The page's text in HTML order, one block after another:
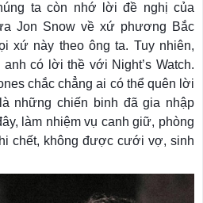
ta còn nhớ lời đề nghị của
Jon Snow về xứ phương Bắc
xứ này theo ông ta. Tuy nhiên,
có lời thề với Night’s Watch.
chắc chẳng ai có thể quên lời
những chiến binh đã gia nhập
làm nhiệm vụ canh giữ, phòng
chết, không được cưới vợ, sinh